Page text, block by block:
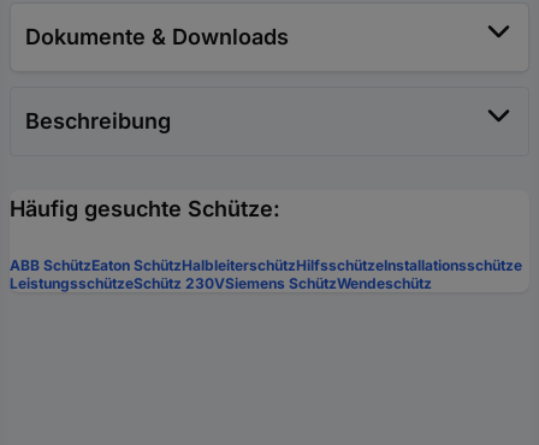
Dokumente & Downloads
Beschreibung
Häufig gesuchte Schütze:
ABB SchützEaton SchützHalbleiterschützHilfsschützeInstallationsschütze
LeistungsschützeSchütz 230VSiemens SchützWendeschütz